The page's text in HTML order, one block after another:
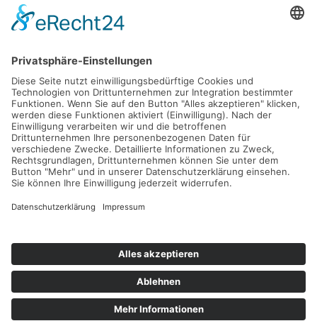
verlänger…
Krankentagegeld der "Privaten"
Krankenversicherungen in der Einzel-Kritik
AOL Allianz ARAG AXA Barmenia
Continentale Deutscher Ring DEVK
Debeka DFV DKV Generali
Hallesche HanseMerkur
R+V SDK
Württembergische
Impressum
Datenschutzerklärung Downloads
LinkBaum